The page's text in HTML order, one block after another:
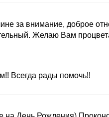
за внимание, доброе
Желаю Вам
Всегда рады помочь!!